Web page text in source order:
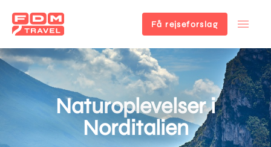
Gå
til
hovedindhold
Få rejseforslag
Naturoplevelser i
Norditalien